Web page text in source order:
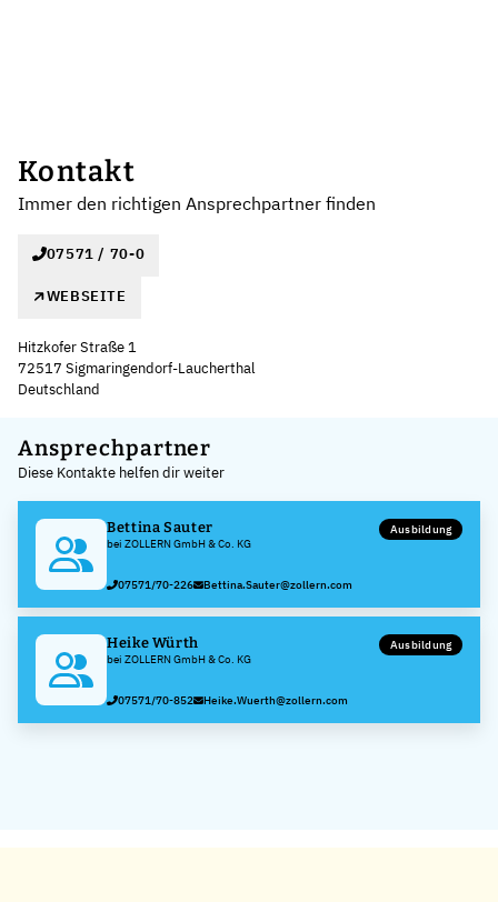
Kontakt
Immer den richtigen Ansprechpartner finden
07571 / 70-0
WEBSEITE
Hitzkofer Straße 1
72517 Sigmaringendorf-Laucherthal
Deutschland
+
−
Ansprechpartner
Diese Kontakte helfen dir weiter
Bettina Sauter
bei ZOLLERN GmbH & Co. KG
Ausbildung
07571/70-226 Bettina.Sauter@zollern.com
Heike Würth
bei ZOLLERN GmbH & Co. KG
Ausbildung
07571/70-852 Heike.Wuerth@zollern.com